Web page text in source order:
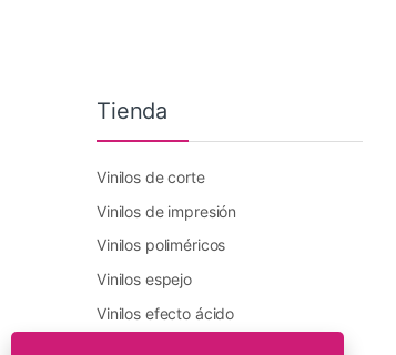
Tienda
Vinilos de corte
Vinilos de impresión
Vinilos poliméricos
Vinilos espejo
Vinilos efecto ácido